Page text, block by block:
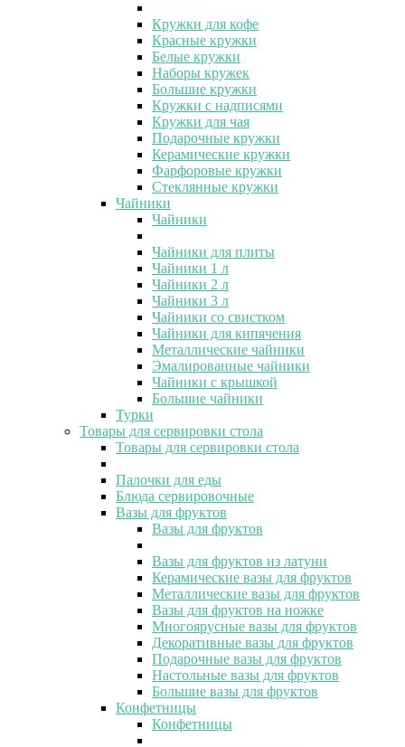
Кружки для кофе
Красные кружки
Белые кружки
Наборы кружек
Большие кружки
Кружки с надписями
Кружки для чая
Подарочные кружки
Керамические кружки
Фарфоровые кружки
Стеклянные кружки
Чайники
Чайники
Чайники для плиты
Чайники 1 л
Чайники 2 л
Чайники 3 л
Чайники со свистком
Чайники для кипячения
Металлические чайники
Эмалированные чайники
Чайники с крышкой
Большие чайники
Турки
Товары для сервировки стола
Товары для сервировки стола
Палочки для еды
Блюда сервировочные
Вазы для фруктов
Вазы для фруктов
Вазы для фруктов из латуни
Керамические вазы для фруктов
Металлические вазы для фруктов
Вазы для фруктов на ножке
Многоярусные вазы для фруктов
Декоративные вазы для фруктов
Подарочные вазы для фруктов
Настольные вазы для фруктов
Большие вазы для фруктов
Конфетницы
Конфетницы